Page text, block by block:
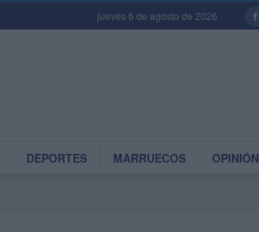
jueves 6 de agosto de 2026
DEPORTES MARRUECOS OPINIÓN